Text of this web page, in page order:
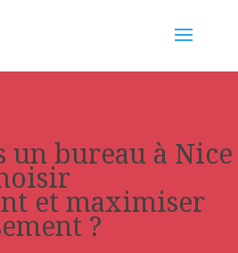
un bureau à Nice
et maximiser
?